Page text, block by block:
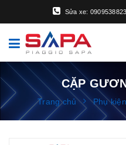
Sửa xe: 0909538823
CẶP
Trang chủ Phụ kiện